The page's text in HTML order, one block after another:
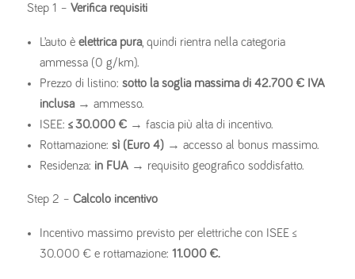
Step 1 – Verifica requisiti
L’auto è elettrica pura, quindi rientra nella categoria
ammessa (0 g/km).
Prezzo di listino: sotto la soglia massima di 42.700 € IVA
inclusa→ ammesso.
ISEE: ≤ 30.000 € → fascia più alta di incentivo.
Rottamazione: sì (Euro 4) → accesso al bonus massimo.
Residenza: in FUA → requisito geografico soddisfatto.
Step 2 – Calcolo incentivo
Incentivo massimo previsto per elettriche con ISEE ≤
30.000 € e rottamazione: 11.000 €.